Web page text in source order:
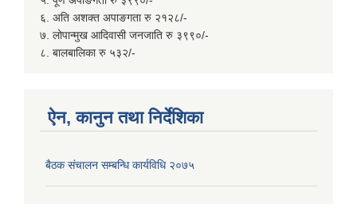
६. अति अशक्त अपाङगता रु २१२८/-
७. लोपान्मुख आदिवासी जनजाति रु ३९९०/-
८. बालबालिका रु ५३२/-
ऐन, कानुन तथा निर्देशिका
बैठक संचालन सम्बन्धि कार्यविधि २०७५